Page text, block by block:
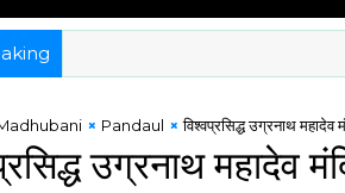
Pandaul विश्वप्रसिद्ध उग्रनाथ महादेव
उग्रनाथ महादेव